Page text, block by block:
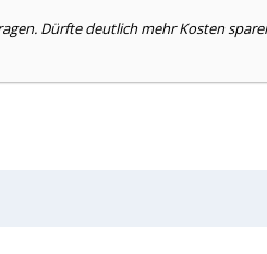
Dürfte deutlich mehr Kosten